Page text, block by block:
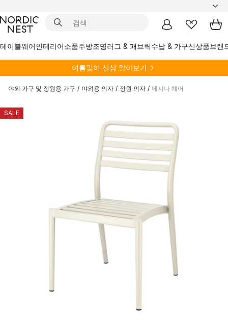
테이블웨어인테리어소품주방조명러그 & 패브릭수납 & 가구신상품브랜
여름맞이 신상 알아보기
야외 가구 및 정원용 가구 / 야외용 의자 / 정원 의자 / 메시나 체어
SALE